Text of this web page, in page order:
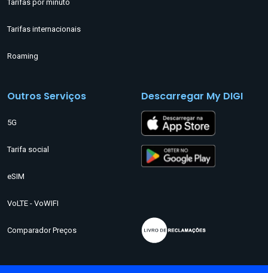
Tarifas por minuto
Tarifas internacionais
Roaming
Outros Serviços
5G
Tarifa social
eSIM
VoLTE - VoWIFI
Comparador Preços
Descarregar My DIGI